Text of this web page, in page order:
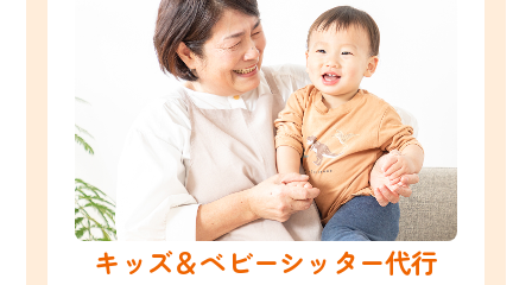
キッズ＆ベビーシッター代行